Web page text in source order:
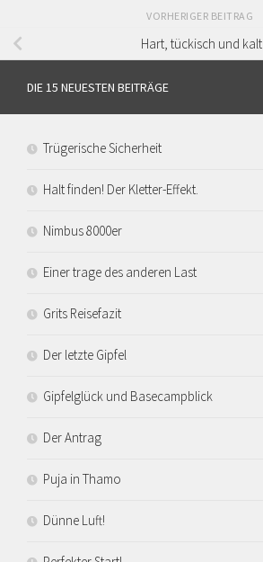
VORHERIGER BEITRAG
Hart, tückisch und kalt
DIE 15 NEUESTEN BEITRÄGE
Trügerische Sicherheit
Halt finden! Der Kletter-Effekt.
Nimbus 8000er
Einer trage des anderen Last
Grits Reisefazit
Der letzte Gipfel
Gipfelglück und Basecampblick
Der Antrag
Puja in Thamo
Dünne Luft!